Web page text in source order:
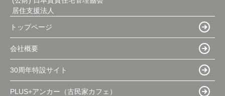
居住支援法人
トップページ
会社概要
30周年特設サイト
PLUS+アンカー（古民家カフェ）